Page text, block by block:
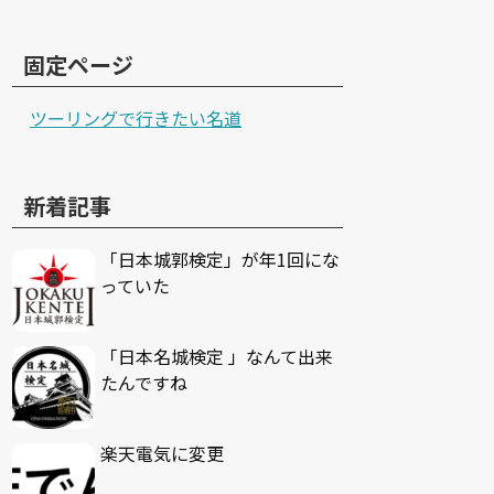
固定ページ
ツーリングで行きたい名道
新着記事
「日本城郭検定」が年1回にな
っていた
「日本名城検定 」なんて出来
たんですね
楽天電気に変更